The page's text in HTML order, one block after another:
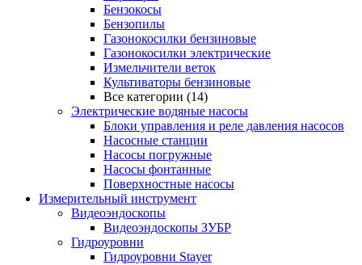
Бензокосы
Бензопилы
Газонокосилки бензиновые
Газонокосилки электрические
Измельчители веток
Культиваторы бензиновые
Все категории (14)
Электрические водяные насосы
Блоки управления и реле давления насосов
Насосные станции
Насосы погружные
Насосы фонтанные
Поверхностные насосы
Измерительный инструмент
Видеоэндоскопы
Видеоэндоскопы ЗУБР
Гидроуровни
Гидроуровни Stayer